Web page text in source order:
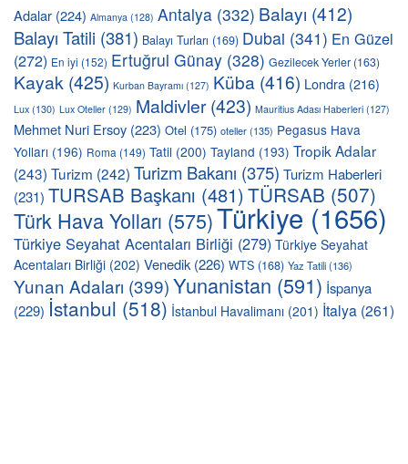
Adalar (224) Almanya (128) Antalya (332) Balayı (412)
Balayı Tatili (381) Balayı Turları (169) Dubai (341) En Güzel
(272) En iyi (152) Ertuğrul Günay (328) Gezilecek Yerler (163)
Kayak (425) Kurban Bayramı (127) Küba (416) Londra (216)
Lux (130) Lux Oteller (129) Maldivler(423) Mauritius Adası Haberleri (127)
Mehmet Nuri Ersoy (223) Otel (175) oteller(135) Pegasus Hava
Yolları (196) Roma (149) Tatil (200) Tayland (193) Tropik Adalar
(243) Turizm (242) Turizm Bakanı (375) Turizm Haberleri
(231) TURSAB Başkanı (481)TÜRSAB (507)
Türk Hava Yolları (575)Türkiye (1656)
Türkiye Seyahat Acentaları Birliği (279) Türkiye Seyahat
Acentaları Birliği (202) Venedik(226) WTS (168) Yaz Tatili(136)
Yunan Adaları (399)Yunanistan (591) İspanya
(229) İstanbul (518) İstanbul Havalimanı (201) İtalya (261)